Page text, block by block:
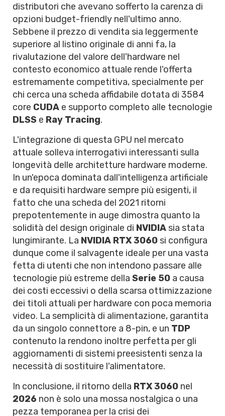
distributori che avevano sofferto la carenza di
opzioni budget-friendly nell'ultimo anno.
Sebbene il prezzo di vendita sia leggermente
superiore al listino originale di anni fa, la
rivalutazione del valore dell'hardware nel
contesto economico attuale rende l'offerta
estremamente competitiva, specialmente per
chi cerca una scheda affidabile dotata di 3584
core CUDA e supporto completo alle tecnologie
DLSS e Ray Tracing.
L'integrazione di questa GPU nel mercato
attuale solleva interrogativi interessanti sulla
longevità delle architetture hardware moderne.
In un'epoca dominata dall'intelligenza artificiale
e da requisiti hardware sempre più esigenti, il
fatto che una scheda del 2021 ritorni
prepotentemente in auge dimostra quanto la
solidità del design originale di NVIDIA sia stata
lungimirante. La NVIDIA RTX 3060 si configura
dunque come il salvagente ideale per una vasta
fetta di utenti che non intendono passare alle
tecnologie più estreme della Serie 50 a causa
dei costi eccessivi o della scarsa ottimizzazione
dei titoli attuali per hardware con poca memoria
video. La semplicità di alimentazione, garantita
da un singolo connettore a 8-pin, e un TDP
contenuto la rendono inoltre perfetta per gli
aggiornamenti di sistemi preesistenti senza la
necessità di sostituire l'alimentatore.
In conclusione, il ritorno della RTX 3060 nel
2026 non è solo una mossa nostalgica o una
pezza temporanea per la crisi dei